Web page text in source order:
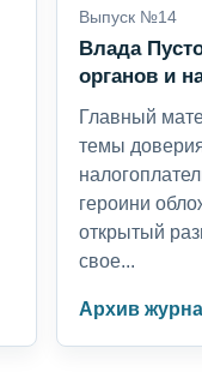
Выпуск №14
Влада
органов и
Главный
темы
героини
открытый
свое...
Архив